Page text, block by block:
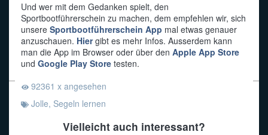
Und wer mit dem Gedanken spielt, den
Sportbootführerschein zu machen, dem empfehlen wir, sich
unsere Sportbootführerschein App mal etwas genauer
anzuschauen. Hier gibt es mehr Infos. Ausserdem kann
man die App im Browser oder über den Apple App Store
und Google Play Store testen.
92361 x angesehen
Jolle, Segeln lernen
Vielleicht auch interessant?